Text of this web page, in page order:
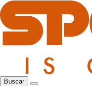
Buscar